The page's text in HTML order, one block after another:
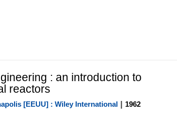
: an introduction to
reactors
[EEUU] : Wiley International| 1962